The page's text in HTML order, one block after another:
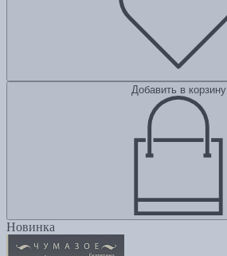
Добавить в корзину
Новинка